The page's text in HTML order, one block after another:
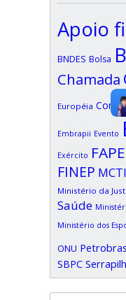
Apoio
BNDES Bolsa
Chamada
Européia
Embrapii Evento
Exército
FINEP MCTI
Ministério da
Saúde
Ministério dos
ONU Petrobras
SBPC